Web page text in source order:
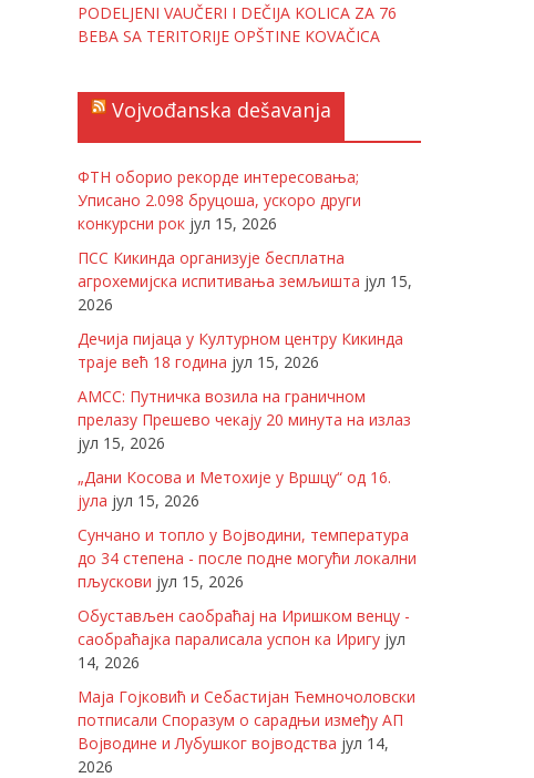
PODELJENI VAUČERI I DEČIJA KOLICA ZA 76
BEBA SA TERITORIJE OPŠTINE KOVAČICA
Vojvođanska dešavanja
ФТН оборио рекорде интересовања;
Уписано 2.098 бруцоша, ускоро други
конкурсни рок јул 15, 2026
ПСС Кикинда организује бесплатна
агрохемијска испитивања земљишта јул 15,
2026
Дечија пијаца у Културном центру Кикинда
траје већ 18 година јул 15, 2026
АМСС: Путничка возила на граничном
прелазу Прешево чекају 20 минута на излаз
јул 15, 2026
„Дани Косова и Метохије у Вршцу“ од 16.
јула јул 15, 2026
Сунчано и топло у Војводини, температура
до 34 степена - после подне могући локални
пљускови јул 15, 2026
Обустављен саобраћај на Иришком венцу -
саобраћајка паралисала успон ка Иригу јул
14, 2026
Маја Гојковић и Себастијан Ћемночоловски
потписали Споразум о сарадњи између АП
Војводине и Лубушког војводства јул 14,
2026